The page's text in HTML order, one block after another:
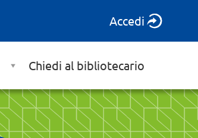
Accedi
Chiedi al bibliotecario